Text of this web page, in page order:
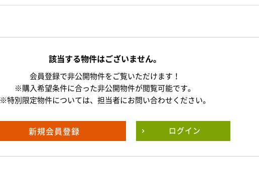
該当する物件はございません。
会員登録で非公開物件をご覧いただけます！
※購入希望条件に合った非公開物件が閲覧可能です。
※特別限定物件については、担当者にお問い合わせください。
新規会員登録 ログイン